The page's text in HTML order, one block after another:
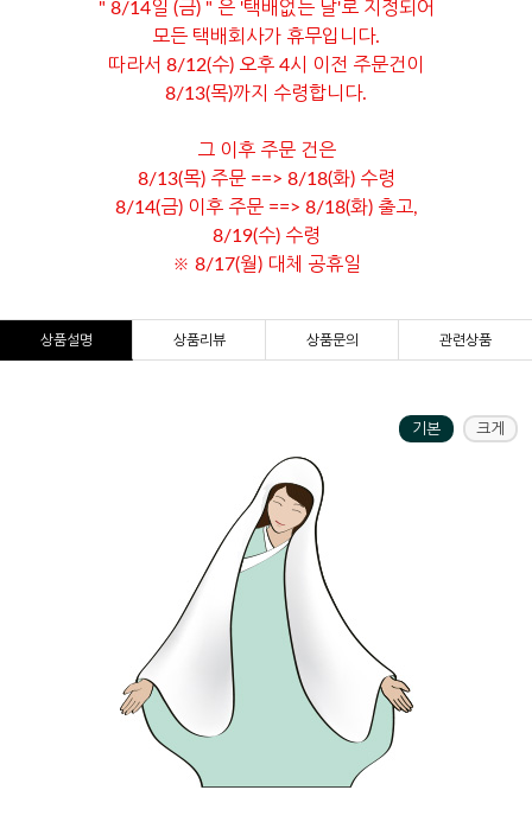
" 8/14일 (금) " 은 '택배없는 날'로 지정되어
모든 택배회사가 휴무입니다.
따라서 8/12(수) 오후 4시 이전 주문건이
8/13(목)까지 수령합니다.
그 이후 주문 건은
8/13(목) 주문 ==> 8/18(화) 수령
8/14(금) 이후 주문 ==> 8/18(화) 출고,
8/19(수) 수령
※ 8/17(월) 대체 공휴일
상품설명 상품리뷰 상품문의 관련상품
기본 크게